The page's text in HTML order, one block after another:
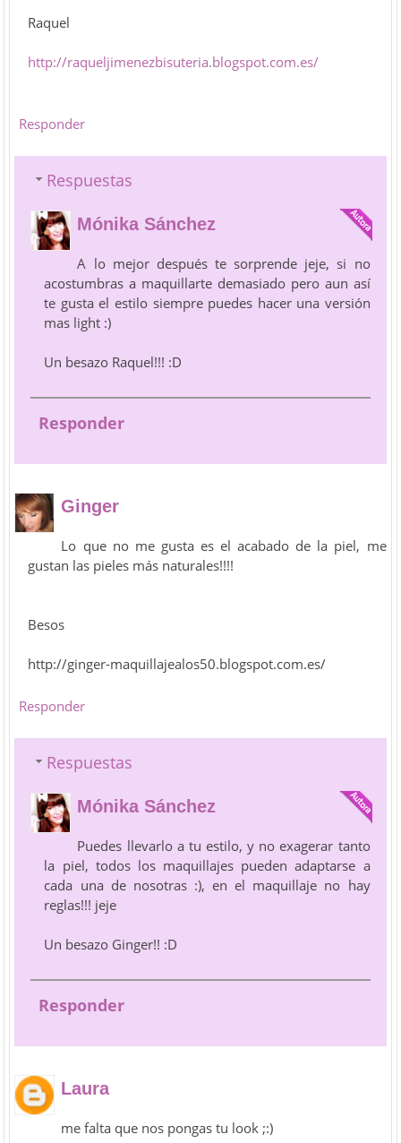
Raquel
http://raqueljimenezbisuteria.blogspot.com.es/
Responder
Respuestas
Mónika Sánchez
A lo mejor después te sorprende jeje, si no
acostumbras a maquillarte demasiado pero aun así
te gusta el estilo siempre puedes hacer una versión
mas light :)
Un besazo Raquel!!! :D
Responder
Ginger
Lo que no me gusta es el acabado de la piel, me
gustan las pieles más naturales!!!!
Besos
http://ginger-maquillajealos50.blogspot.com.es/
Responder
Respuestas
Mónika Sánchez
Puedes llevarlo a tu estilo, y no exagerar tanto
la piel, todos los maquillajes pueden adaptarse a
cada una de nosotras :), en el maquillaje no hay
reglas!!! jeje
Un besazo Ginger!! :D
Responder
Laura
me falta que nos pongas tu look ;:)